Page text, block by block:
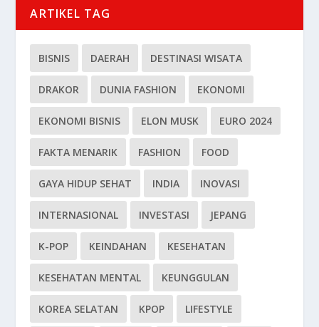
ARTIKEL TAG
BISNIS DAERAH DESTINASI WISATA
DRAKOR DUNIA FASHION EKONOMI
EKONOMI BISNIS ELON MUSK EURO 2024
FAKTA MENARIK FASHION FOOD
GAYA HIDUP SEHAT INDIA INOVASI
INTERNASIONAL INVESTASI JEPANG
K-POP KEINDAHAN KESEHATAN
KESEHATAN MENTAL KEUNGGULAN
KOREA SELATAN KPOP LIFESTYLE